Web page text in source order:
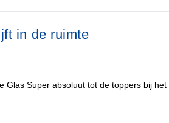
in de ruimte
Super absoluut tot de toppers bij het